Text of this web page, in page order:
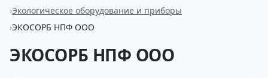
Экологическое оборудование и приборы
ЭКОСОРБ НПФ ООО
ЭКОСОРБ НПФ ООО